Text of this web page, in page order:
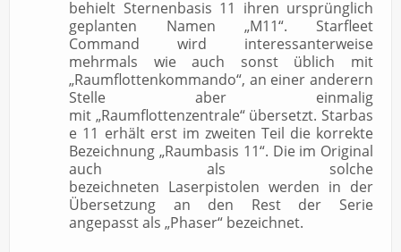
behielt Sternenbasis 11 ihren ursprünglich
geplanten Namen „M11“. Starfleet
Command wird interessanterweise
mehrmals wie auch sonst üblich mit
„Raumflottenkommando“, an einer anderern
Stelle aber einmalig
mit „Raumflottenzentrale“ übersetzt. Starbas
e 11 erhält erst im zweiten Teil die korrekte
Bezeichnung „Raumbasis 11“. Die im Original
auch als solche
bezeichneten Laserpistolen werden in der
Übersetzung an den Rest der Serie
angepasst als „Phaser“ bezeichnet.